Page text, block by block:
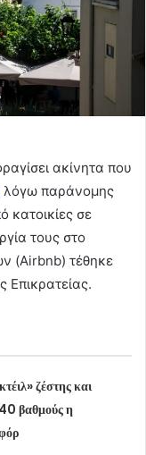
ακίνητα που
λόγω παράνομης
κατοικίες σε
τους στο
(Airbnb) τέθηκε
Επικρατείας.
ζέστης και
βαθμούς η